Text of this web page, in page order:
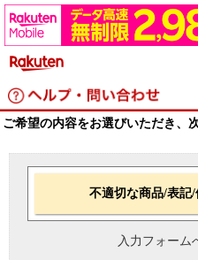
ご希望の内容をお選びいただき、
不適切な商品/表記
入力フォーム